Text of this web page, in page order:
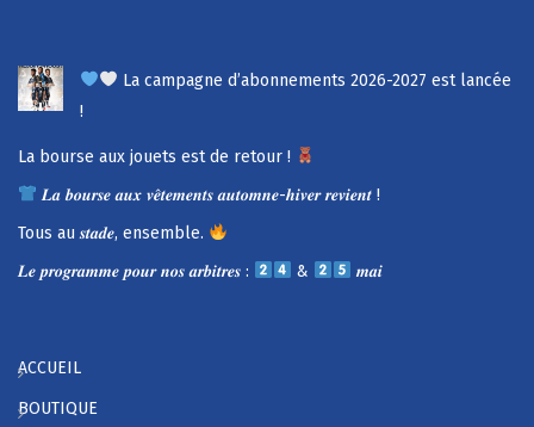
La campagne d’abonnements 2026-2027 est lancée
!
La bourse aux jouets est de retour !
𝑳𝒂 𝒃𝒐𝒖𝒓𝒔𝒆 𝒂𝒖𝒙 𝒗𝒆̂𝒕𝒆𝒎𝒆𝒏𝒕𝒔 𝒂𝒖𝒕𝒐𝒎𝒏𝒆-𝒉𝒊𝒗𝒆𝒓 𝒓𝒆𝒗𝒊𝒆𝒏𝒕 !
Tous au 𝒔𝒕𝒂𝒅𝒆, ensemble.
𝑳𝒆 𝒑𝒓𝒐𝒈𝒓𝒂𝒎𝒎𝒆 𝒑𝒐𝒖𝒓 𝒏𝒐𝒔 𝒂𝒓𝒃𝒊𝒕𝒓𝒆𝒔 :
& 𝒎𝒂𝒊
ACCUEIL
BOUTIQUE